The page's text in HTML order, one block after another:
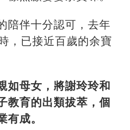
陪伴十分認可，去年
，已接近百歲的余寶
如母女，將謝玲玲和
教育的出類拔萃，個
有成。